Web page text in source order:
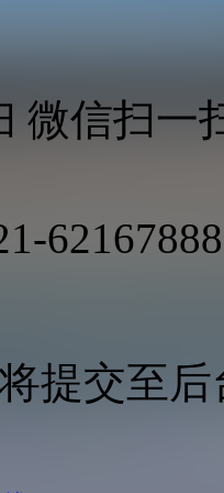
微信扫一
62167888
提交至